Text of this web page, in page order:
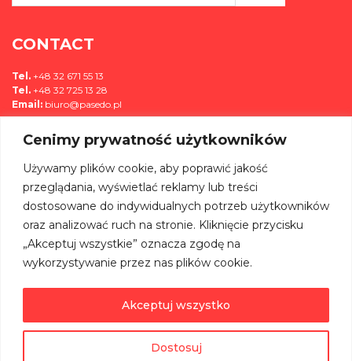
Cenimy prywatność użytkowników
Używamy plików cookie, aby poprawić jakość
przeglądania, wyświetlać reklamy lub treści
dostosowane do indywidualnych potrzeb użytkowników
oraz analizować ruch na stronie. Kliknięcie przycisku
„Akceptuj wszystkie” oznacza zgodę na
wykorzystywanie przez nas plików cookie.
Dostosuj
Akceptuj wszystko
mail2
CONTACT
Tel. +48 32 671 55 13
Tel. +48 32 725 13 28
Email: biuro@pasedo.pl
ul. Przemysłowa 11
MÉDIAS
REJOIGNEZ-NOUS SUR: